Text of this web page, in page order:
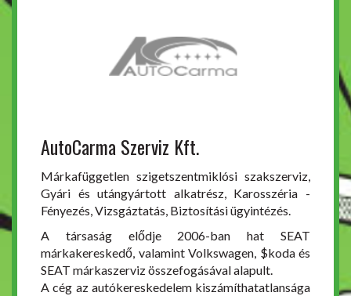
AutoCarma Szerviz Kft.
Márkafüggetlen szigetszentmiklósi szakszerviz,
Gyári és utángyártott alkatrész, Karosszéria -
Fényezés, Vizsgáztatás, Biztosítási ügyintézés.
A társaság elődje 2006-ban hat SEAT
márkakereskedő, valamint Volkswagen, $koda és
SEAT márkaszerviz összefogásával alapult.
A cég az autókereskedelem kiszámíthatatlansága